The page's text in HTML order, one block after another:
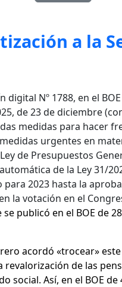
a la
Nº 1788, en el
de 23 de diciembre
medidas para hacer
urgentes en
de Presupuestos
de la Ley 31/
2023 hasta la
la votación en el
se publicó en el BOE de
acordó «trocear»
de las
social. Así, en el BOE